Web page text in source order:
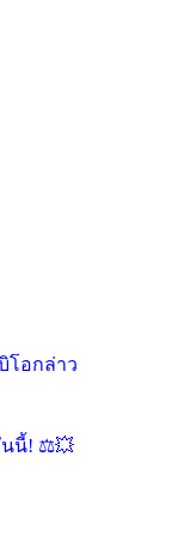
อกล่าว
นนี้! ⚖️💥